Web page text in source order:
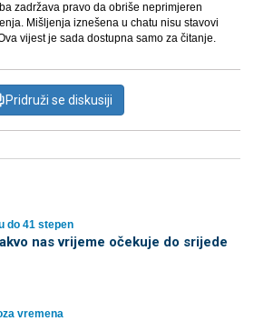
zadržava pravo da obriše neprimjeren
Mišljenja iznešena u chatu nisu stavovi
vijest je sada dostupna samo za čitanje.
Pridruži se diskusiji
do 41 stepen
nas vrijeme očekuje do srijede
vremena